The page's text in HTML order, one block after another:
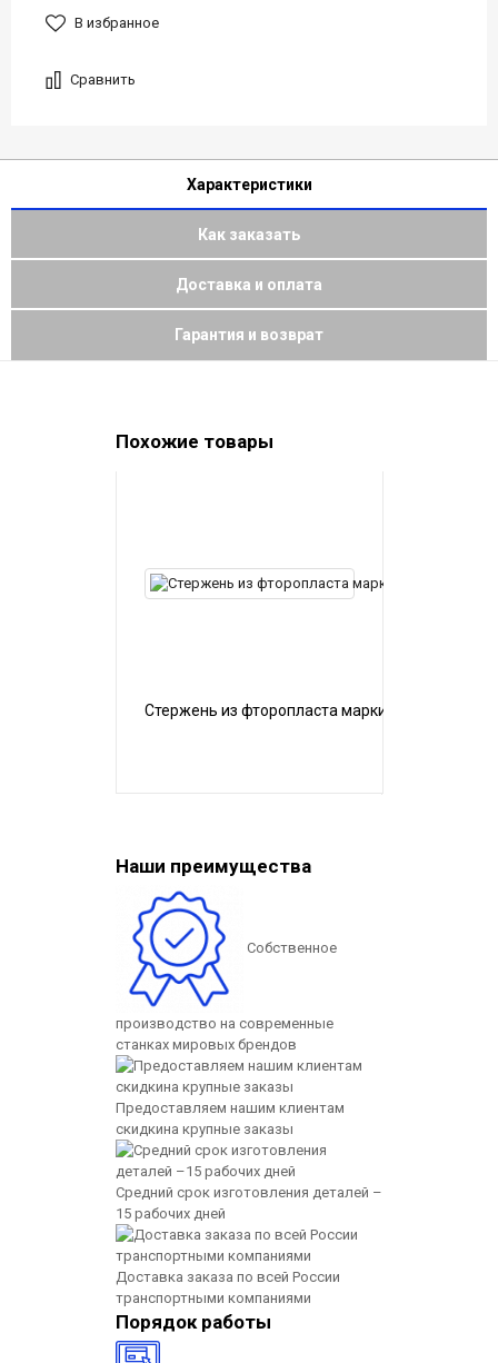
В избранное
Сравнить
Характеристики
Как заказать
Доставка и оплата
Гарантия и возврат
Похожие товары
Стержень из фторопласта марки Ф-4К20
Стержень из фторопласта марки Ф-4К20
Стержень из фторопласта марки Ф-4К20
Наши преимущества
Собственное
производство на современные
станках мировых брендов
Предоставляем нашим клиентам
скидкина крупные заказы
Средний срок изготовления деталей –
15 рабочих дней
Доставка заказа по всей России
транспортными компаниями
Порядок работы